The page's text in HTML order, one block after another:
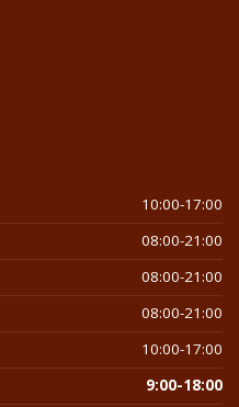
10:00-17:00
08:00-21:00
08:00-21:00
08:00-21:00
10:00-17:00
9:00-18:00